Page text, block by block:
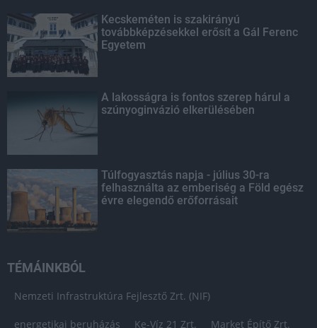
Kecskeméten is szakirányú
továbbképzésekkel erősít a Gál Ferenc
Egyetem
A lakosságra is fontos szerep hárul a
szúnyoginvázió elkerülésében
Túlfogyasztás napja - július 30-ra
felhasználta az emberiség a Föld egész
évre elegendő erőforrásait
TÉMÁINKBÓL
Nemzeti Infrastruktúra Fejlesztő Zrt. (NIF)
energetikai beruházás Ke-Víz 21 Zrt. Market Építő Zrt.